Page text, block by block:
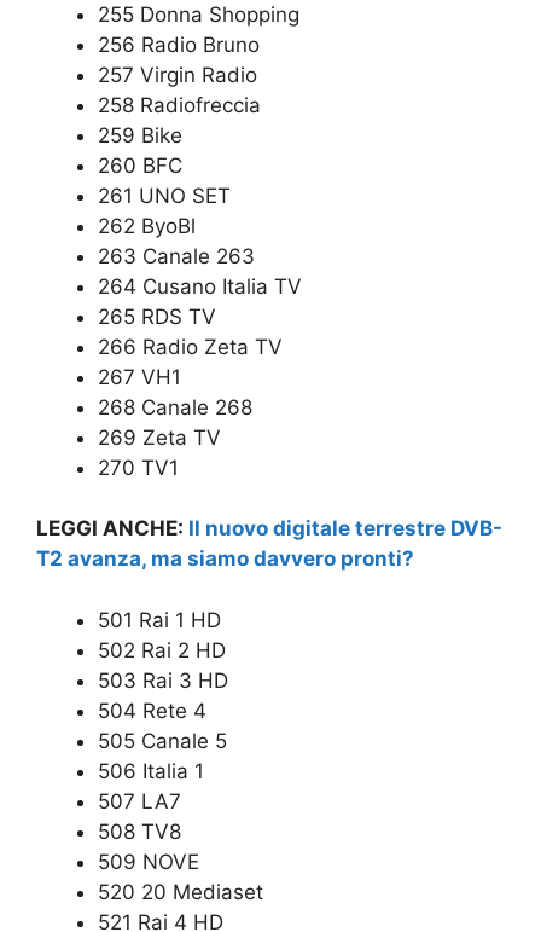
255 Donna Shopping
256 Radio Bruno
257 Virgin Radio
258 Radiofreccia
259 Bike
260 BFC
261 UNO SET
262 ByoBl
263 Canale 263
264 Cusano Italia TV
265 RDS TV
266 Radio Zeta TV
267 VH1
268 Canale 268
269 Zeta TV
270 TV1
LEGGI ANCHE: Il nuovo digitale terrestre DVB-
T2 avanza, ma siamo davvero pronti?
501 Rai 1 HD
502 Rai 2 HD
503 Rai 3 HD
504 Rete 4
505 Canale 5
506 Italia 1
507 LA7
508 TV8
509 NOVE
520 20 Mediaset
521 Rai 4 HD